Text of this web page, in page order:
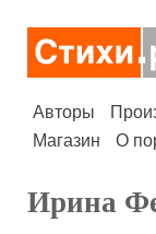
Авторы
Магазин
О
Ирина